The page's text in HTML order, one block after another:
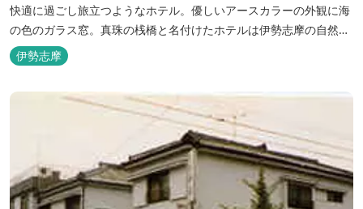
快適に過ごし旅立つようなホテル。優しいアースカラーの外観に海
の色のガラス窓。真珠の桟橋と名付けたホテルは伊勢志摩の自然保
護への思いか省エネルギーへの工夫と設備を備えています。 和食・
イタリアンレストランがございます。 また、宿泊のお客様は途中出
入り自由立体駐車場を無料でお使いいただけます。
伊勢志摩